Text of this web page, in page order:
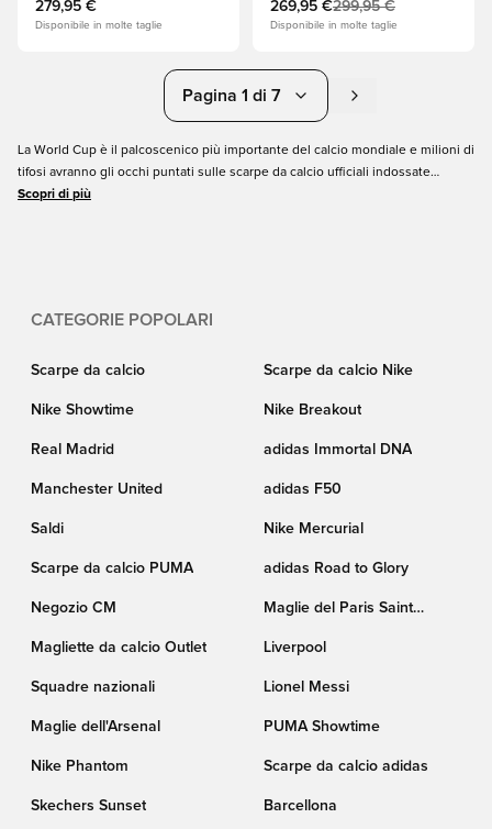
279,95 €
Disponibile in molte taglie
269,95 €299,95 €
Disponibile in molte taglie
Pagina 1 di 7
La World Cup è il palcoscenico più importante del calcio mondiale e milioni di
tifosi avranno gli occhi puntati sulle scarpe da calcio ufficiali indossate
durante il torneo.
Scopri di più
CATEGORIE POPOLARI
Scarpe da calcio Scarpe da calcio Nike
Nike Showtime Nike Breakout
Real Madrid adidas Immortal DNA
Manchester United adidas F50
Saldi Nike Mercurial
Scarpe da calcio PUMA adidas Road to Glory
Negozio CM
Maglie del Paris Saint
Magliette da calcio Outlet
Liverpool
Squadre nazionali Lionel Messi
Maglie dell'Arsenal PUMA Showtime
Nike Phantom Scarpe da calcio adidas
Skechers Sunset Barcellona